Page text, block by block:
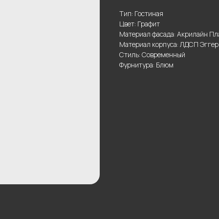
Тип: Гостиная
Цвет: Графит
Материал фасада: Акрилайн
Материал корпуса: ЛДСП Эггер
Стиль: Современный
Фурнитура: Блюм